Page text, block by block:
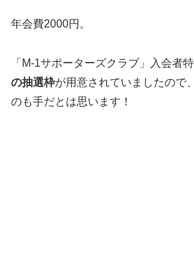
年会費2000円。
「M-1サポーターズクラブ」入会者
の抽選枠が用意されていましたので
のも手だとは思います！